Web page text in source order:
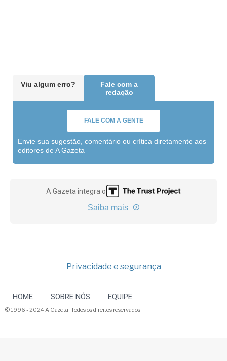
Viu algum erro?
Fale com a
redação
FALE COM A GENTE
Envie sua sugestão, comentário ou crítica diretamente aos
editores de A Gazeta
A Gazeta integra o
Saiba mais
Privacidade e segurança
HOME SOBRE NÓS EQUIPE
© 1996 - 2024 A Gazeta. Todos os direitos reservados